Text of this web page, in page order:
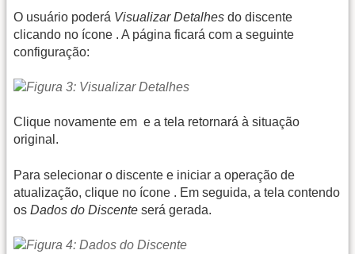
O usuário poderá Visualizar Detalhes do discente
clicando no ícone . A página ficará com a seguinte
configuração:
Clique novamente em e a tela retornará à situação
original.
Para selecionar o discente e iniciar a operação de
atualização, clique no ícone . Em seguida, a tela contendo
os Dados do Discente será gerada.